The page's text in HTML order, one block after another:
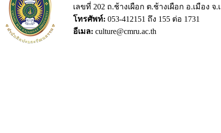
เลขที่ 202 ถ.ช้างเผือก ต.ช้างเผือก อ.เมือง จ.
โทรศัพท์: 053-412151 ถึง 155 ต่อ 1731
อีเมล: culture@cmru.ac.th